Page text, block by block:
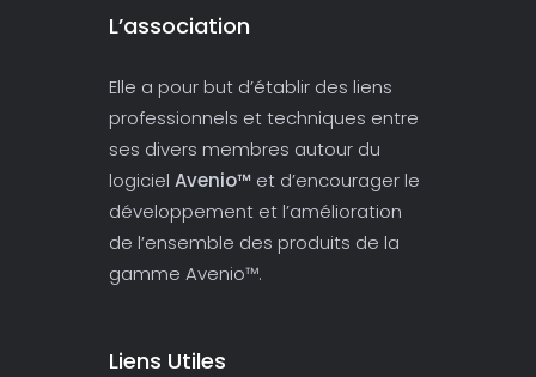
L’association
Elle a pour but d’établir des liens
professionnels et techniques entre
ses divers membres autour du
logiciel Avenio™ et d’encourager le
développement et l’amélioration
de l’ensemble des produits de la
gamme Avenio™.
Liens Utiles